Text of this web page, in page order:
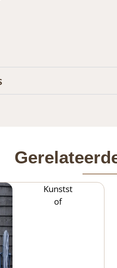
Kunstst
of